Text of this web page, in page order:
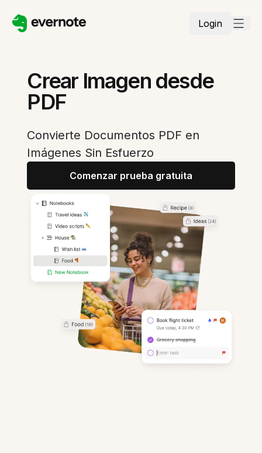
Login
Crear Imagen desde
PDF
Convierte Documentos PDF en
Imágenes Sin Esfuerzo
Comenzar prueba gratuita